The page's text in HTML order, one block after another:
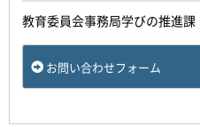
教育委員会事務局学びの推進課
お問い合わせフォーム